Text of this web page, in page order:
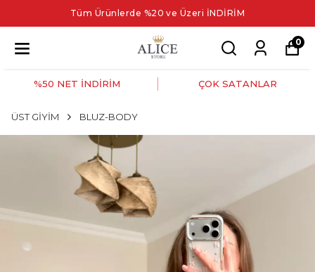
Tüm Ürünlerde %20 ve Üzeri İNDİRİM
0
%50 NET İNDİRİM ÇOK SATANLAR
ÜST GİYİM BLUZ-BODY